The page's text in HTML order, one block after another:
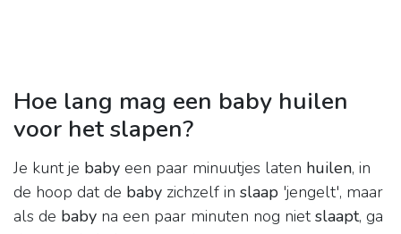
Hoe lang mag een baby huilen
voor het slapen?
Je kunt je baby een paar minuutjes laten huilen, in
de hoop dat de baby zichzelf in slaap 'jengelt', maar
als de baby na een paar minuten nog nietslaapt, ga